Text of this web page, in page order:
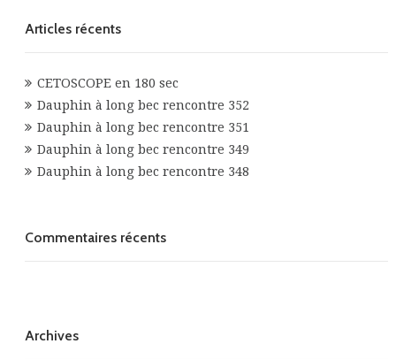
Articles récents
CETOSCOPE en 180 sec
Dauphin à long bec rencontre 352
Dauphin à long bec rencontre 351
Dauphin à long bec rencontre 349
Dauphin à long bec rencontre 348
Commentaires récents
Archives